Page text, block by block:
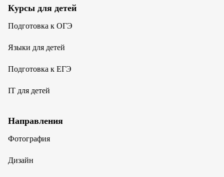
Курсы для детей
Подготовка к ОГЭ
Языки для детей
Подготовка к ЕГЭ
IT для детей
Направления
Фотография
Дизайн